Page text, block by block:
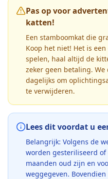
Pas op voor
katten!
Een stamboomkat die
Koop het niet! Het is
spelen, haal altijd de
zeker geen betaling.
dagelijks om
te verwijderen.
Lees dit voordat u
Belangrijk: Volgens de
worden gesteriliseerd
maanden oud zijn en
weggegeven.